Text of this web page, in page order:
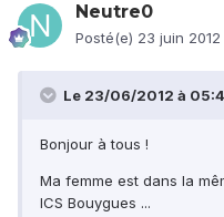
Neutre0
Posté(e) 23 juin 2012
Le 23/06/2012 à
Bonjour à tous !
Ma femme est dans la
ICS Bouygues ...